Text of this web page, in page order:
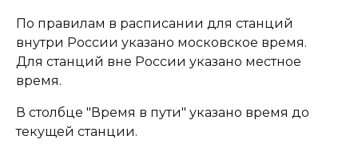
По правилам в расписании для станций
внутри России указано московское время.
Для станций вне России указано местное
время.
В столбце "Время в пути" указано время до
текущей станции.